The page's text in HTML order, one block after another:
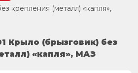
крепления (металл) «капля»,
Крыло (брызговик) без
«капля», МАЗ